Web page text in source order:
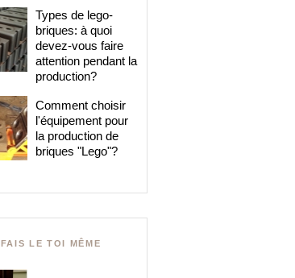
Types de lego-
briques: à quoi
devez-vous faire
attention pendant la
production?
Comment choisir
l'équipement pour
la production de
briques "Lego"?
FAIS LE TOI MÊME